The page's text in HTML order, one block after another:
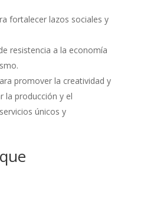
fortalecer lazos sociales y
resistencia a la economía
promover la creatividad y
la producción y el
únicos y